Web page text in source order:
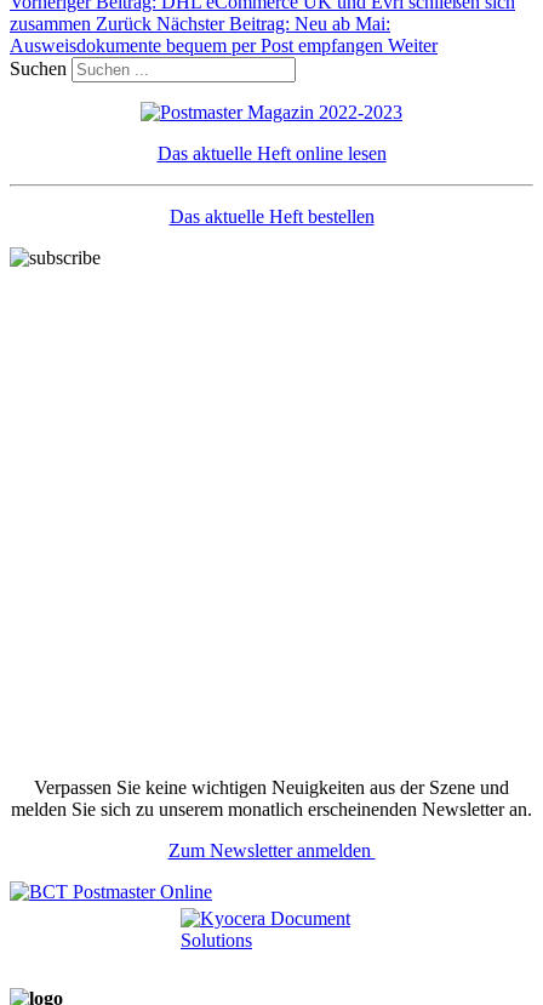
zusammen Zurück Nächster Beitrag: Neu ab Mai:
Ausweisdokumente bequem per Post empfangen Weiter
Suchen
Das aktuelle Heft online lesen
Das aktuelle Heft bestellen
Verpassen Sie keine wichtigen Neuigkeiten aus der Szene und
melden Sie sich zu unserem monatlich erscheinenden Newsletter an.
Zum Newsletter anmelden